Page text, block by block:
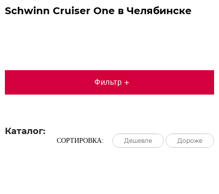
Schwinn Cruiser One в Челябинске
Фильтр +
Каталог:
СОРТИРОВКА: Дешевле
Дешевле
Дешевле Дороже
Дороже
Дороже